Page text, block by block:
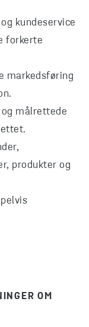
kundeservice
forkerte
markedsføring
målrettede
produkter og
OM